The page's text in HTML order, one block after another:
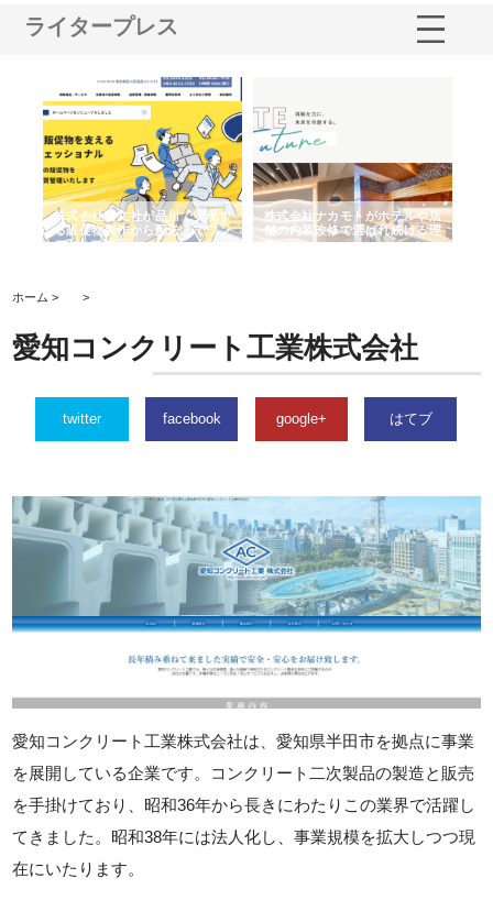
ライタープレス
株式会社耕文社が品川で実現す
る販促物製作から配送までワン
ストップ対応
株式会社ナカモトがホテルや店
舗の内装改修で選ばれ続ける理
由
ホーム > >
愛知コンクリート工業株式会社
twitter facebook google+ はてブ
愛知コンクリート工業株式会社は、愛知県半田市を拠点に事業
を展開している企業です。コンクリート二次製品の製造と販売
を手掛けており、昭和36年から長きにわたりこの業界で活躍し
てきました。昭和38年には法人化し、事業規模を拡大しつつ現
在にいたります。